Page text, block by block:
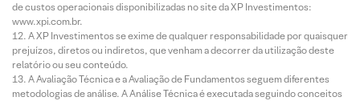
de custos operacionais disponibilizadas no site da XP Investimentos:
www.xpi.com.br.
A XP Investimentos se exime de qualquer responsabilidade por quaisquer
prejuízos, diretos ou indiretos, que venham a decorrer da utilização deste
relatório ou seu conteúdo.
A Avaliação Técnica e a Avaliação de Fundamentos seguem diferentes
metodologias de análise. A Análise Técnica é executada seguindo conceitos